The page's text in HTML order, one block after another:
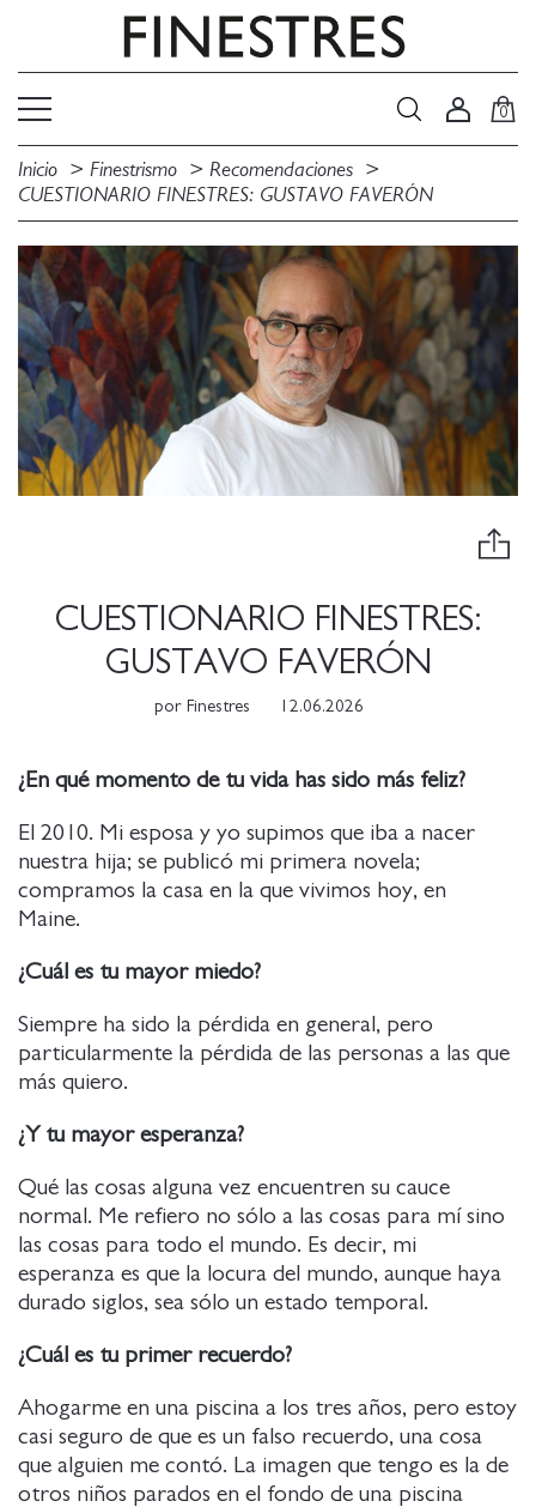
0
Inicio Finestrismo
Recomendaciones
CUESTIONARIO FINESTRES: GUSTAVO FAVERÓN
CUESTIONARIO FINESTRES:
GUSTAVO FAVERÓN
por Finestres 12.06.2026
¿En qué momento de tu vida has sido más feliz?
El 2010. Mi esposa y yo supimos que iba a nacer
nuestra hija; se publicó mi primera novela;
compramos la casa en la que vivimos hoy, en
Maine.
¿Cuál es tu mayor miedo?
Siempre ha sido la pérdida en general, pero
particularmente la pérdida de las personas a las que
más quiero.
¿Y tu mayor esperanza?
Qué las cosas alguna vez encuentren su cauce
normal. Me refiero no sólo a las cosas para mí sino
las cosas para todo el mundo. Es decir, mi
esperanza es que la locura del mundo, aunque haya
durado siglos, sea sólo un estado temporal.
¿Cuál es tu primer recuerdo?
Ahogarme en una piscina a los tres años, pero estoy
casi seguro de que es un falso recuerdo, una cosa
que alguien me contó. La imagen que tengo es la de
otros niños parados en el fondo de una piscina